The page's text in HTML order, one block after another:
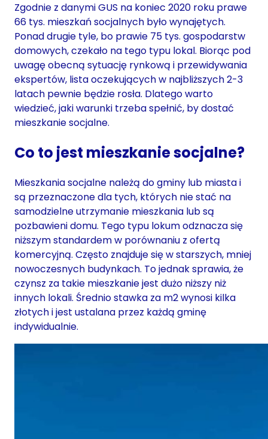
Zgodnie z danymi GUS na koniec 2020 roku prawe
66 tys. mieszkań socjalnych było wynajętych.
Ponad drugie tyle, bo prawie 75 tys. gospodarstw
domowych, czekało na tego typu lokal. Biorąc pod
uwagę obecną sytuację rynkową i przewidywania
ekspertów, lista oczekujących w najbliższych 2-3
latach pewnie będzie rosła. Dlatego warto
wiedzieć, jaki warunki trzeba spełnić, by dostać
mieszkanie socjalne.
Co to jest mieszkanie socjalne?
Mieszkania socjalne należą do gminy lub miasta i
są przeznaczone dla tych, których nie stać na
samodzielne utrzymanie mieszkania lub są
pozbawieni domu. Tego typu lokum odznacza się
niższym standardem w porównaniu z ofertą
komercyjną. Często znajduje się w starszych, mniej
nowoczesnych budynkach. To jednak sprawia, że
czynsz za takie mieszkanie jest dużo niższy niż
innych lokali. Średnio stawka za m2 wynosi kilka
złotych i jest ustalana przez każdą gminę
indywidualnie.